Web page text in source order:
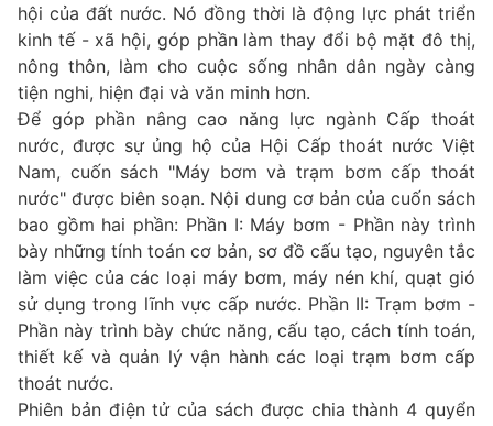
hội của đất nước. Nó đồng thời là động lực phát triển
kinh tế - xã hội, góp phần làm thay đổi bộ mặt đô thị,
nông thôn, làm cho cuộc sống nhân dân ngày càng
tiện nghi, hiện đại và văn minh hơn.
Để góp phần nâng cao năng lực ngành Cấp thoát
nước, được sự ủng hộ của Hội Cấp thoát nước Việt
Nam, cuốn sách "Máy bơm và trạm bơm cấp thoát
nước" được biên soạn. Nội dung cơ bản của cuốn sách
bao gồm hai phần: Phần I: Máy bơm - Phần này trình
bày những tính toán cơ bản, sơ đồ cấu tạo, nguyên tắc
làm việc của các loại máy bơm, máy nén khí, quạt gió
sử dụng trong lĩnh vực cấp nước. Phần II: Trạm bơm -
Phần này trình bày chức năng, cấu tạo, cách tính toán,
thiết kế và quản lý vận hành các loại trạm bơm cấp
thoát nước.
Phiên bản điện tử của sách được chia thành 4 quyển